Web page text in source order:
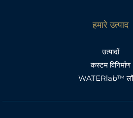
हमारे उत्पाद
उत्पादों
कस्टम विनिर्माण
WATERlab™